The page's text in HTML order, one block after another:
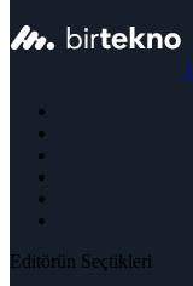
|
Editörün Seçtikleri